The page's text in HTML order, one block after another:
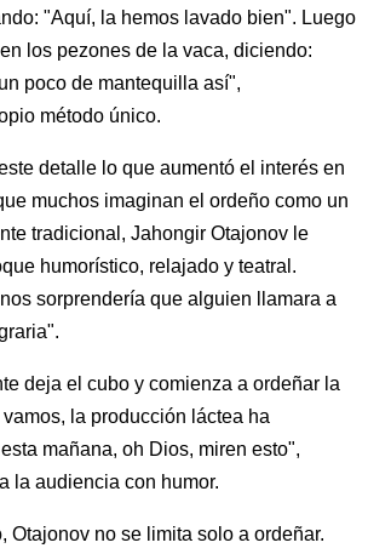
"Aquí, la hemos lavado bien". Luego
los pezones de la vaca, diciendo:
poco de mantequilla así",
método único.
detalle lo que aumentó el interés en
muchos imaginan el ordeño como un
tradicional, Jahongir Otajonov le
humorístico, relajado y teatral.
sorprendería que alguien llamara a
deja el cubo y comienza a ordeñar la
la producción láctea ha
mañana, oh Dios, miren esto",
la audiencia con humor.
Otajonov no se limita solo a ordeñar.